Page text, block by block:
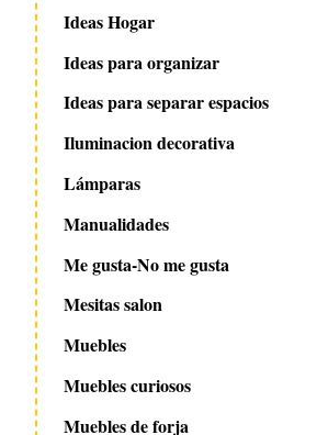
Ideas Hogar
Ideas para organizar
Ideas para separar espacios
Iluminacion decorativa
Lámparas
Manualidades
Me gusta-No me gusta
Mesitas salon
Muebles
Muebles curiosos
Muebles de forja